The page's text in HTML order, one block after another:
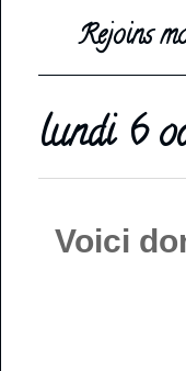
Rejoins
lundi 6
Voici